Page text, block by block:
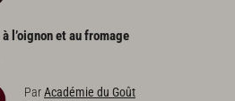
à l’oignonetaufromage
ParAcadémie du Goût